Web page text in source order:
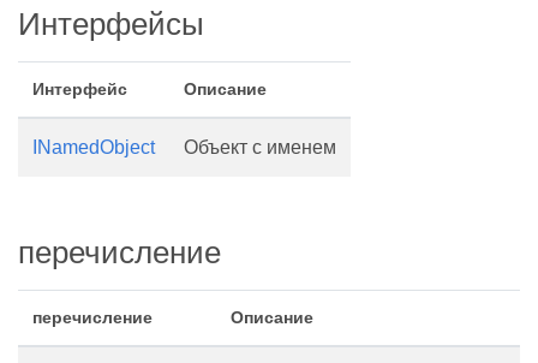
Интерфейсы
Интерфейс Описание
INamedObject Объект с именем
перечисление
перечисление Описание